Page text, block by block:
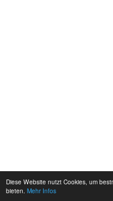
Diese Website nutzt Cookies, um
bieten. Mehr Infos